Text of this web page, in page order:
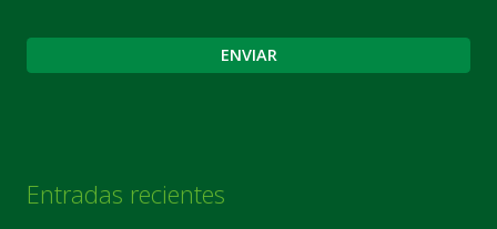
Entradas recientes